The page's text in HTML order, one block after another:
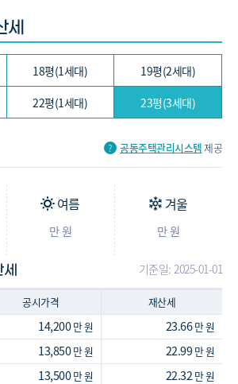
타입 : -
㎡ (23평, 3세대)
18평(1세대)
19평(2세대)
22평(1세대) 23평(3세대)
공동주택관리시스템제공
여름
만 원
겨울
만 원
기준일: 2025-01-01
공시가격
재산세
14,200만 원 23.66만 원
13,850만 원 22.99만 원
13,500만 원 22.32 만 원